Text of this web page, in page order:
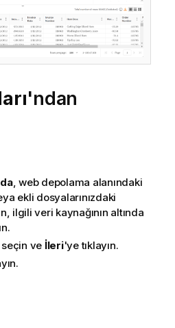
'ndan
, web depolama alanındaki
ekli dosyalarınızdaki
ilgili veri kaynağının altında
seçin ve İleri'ye tıklayın.